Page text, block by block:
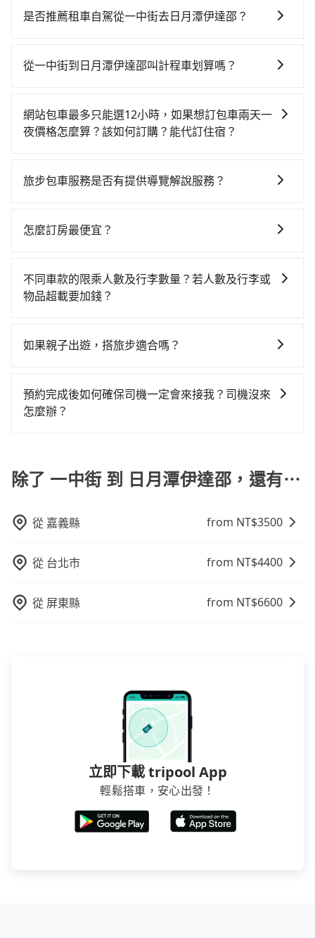
是否推薦租車自駕從一中街去日月潭伊達邵？
時不需要閉目養神（因為要自己開車），最重要的是你
$115~205承租小轎車，每公里再額外加收$3.2，從一中
街到日月潭伊達邵的花費預估為$1,150~1,650（金額差
估進去，但額外的汽車保險與可能的罰單都需自付。再
數超過四位，更是沒有較大的七人座或九人座可供選
修理，每一次租車都好像在開樂透一樣。另外，偶爾也
會遇到明明已經預約了時間但上一位用戶卻遲遲尚未歸
雖然路邊隨租隨還看似方便，但實際使用時還是有其區
從一中街到日月潭伊達邵叫計程車划算嗎？
灣大車隊、Uber、Line Taxi、Yoxi等，如果在路邊攔不
到車，也可考慮打電話至一中街附近的計程車隊，如工
改選tripool的專車服務可再更便宜。但如果要考慮到回
倍。再加上台中市有些計程車司機不按錶計費，約有
為便宜，但當你們人數超過四位時，叫兩輛計程車的費
用就貴了，改預約一輛tripool的九人座廂型車最高可省
網站包車最多只能選12小時，如果想訂包車兩天一
夜價格怎麼算？該如何訂購？能代訂住宿？
需要連續兩天的包車服務，可以在官網上分開預定兩天
旅步包車服務是否有提供導覽解說服務？
需要導覽服務，可事先透過電子郵件
怎麼訂房最便宜？
OTA (online travel agent) 來完成，除了可以快速依據
地區、價位、人數、特殊需求來搜尋適合的旅店與房
饋或未來換取免費的住房。台灣人常用的線上訂房平台
完後預定就完成，事先不用電話確認空房，事後也不用
告知付款完畢，一切都能在網路上操作。但有些較冷門
要再人工電話與飯店確認。預訂民宿方面，如不怕麻
得便宜，但缺點就是多數要匯款並再人工確認。假如不
介意多花一點錢省下這些瑣碎的事，台灣本土的AsiaYo
不同車款的限乘人數及行李數量？若人數及行李或
物品超載要加錢？
的車型。 五人座驕車可乘坐三位乘客，並可攜帶三個隨
型車可乘坐八位乘客，並可攜帶八個隨身行李與六個30
吋行李箱。 為了確保行車安全及遵守相關法規，我們不
如果親子出遊，搭旅步適合嗎？
椅及兒童用增高墊供您選購(租借300元/個)，讓您和孩子
出遊時安全更有保障。
預約完成後如何確保司機一定會來接我？司機沒來
怎麼辦？
訊提供司機的姓名、電話、車牌、車型等資訊，如在約
定好的時間與上車地點沒有看到司機，可主動電話聯
位置。但如果遇到車輛故障或者前一趟車嚴重耽誤，
除了 一中街 到 日月潭伊達邵，還有⋯
從 嘉義縣 from NT$3500
從 台北市 from NT$4400
從 屏東縣 from NT$6600
立即下載 tripool App
輕鬆搭車，安心出發！